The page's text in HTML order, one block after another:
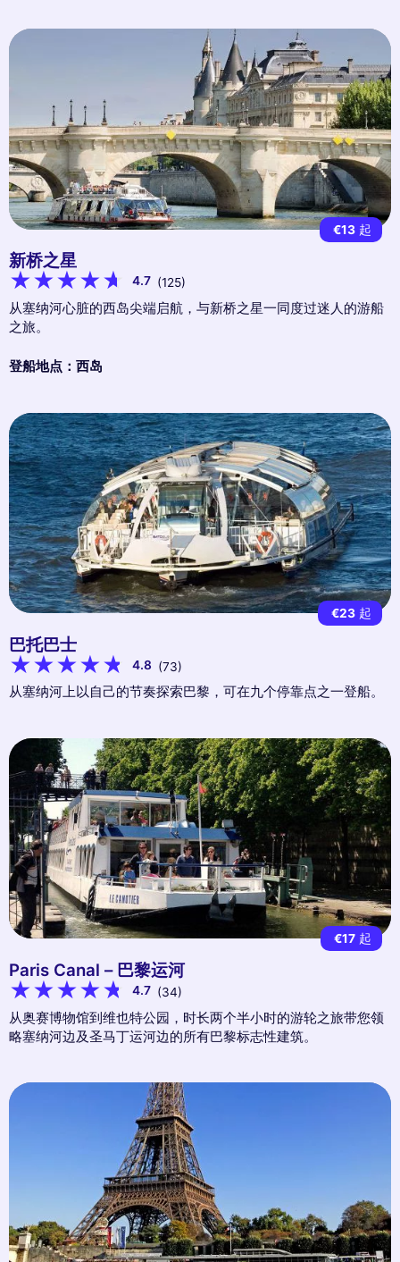
€13 起
新桥之星
4.7 (125)
从塞纳河心脏的西岛尖端启航，与新桥之星一同度过迷人的游船
之旅。
登船地点：西岛
€23 起
巴托巴士
4.8 (73)
从塞纳河上以自己的节奏探索巴黎，可在九个停靠点之一登船。
€17 起
Paris Canal – 巴黎运河
4.7 (34)
从奥赛博物馆到维也特公园，时长两个半小时的游轮之旅带您领
略塞纳河边及圣马丁运河边的所有巴黎标志性建筑。